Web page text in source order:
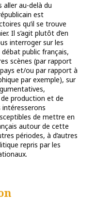
aller au-delà du
est
qu’il se trouve
Il s’agit plutôt d’en
interroger sur les
public français,
scènes (par rapport
et/ou par rapport à
par exemple), sur
production et de
de mettre en
autour de cette
périodes, à d’autres
repris par les